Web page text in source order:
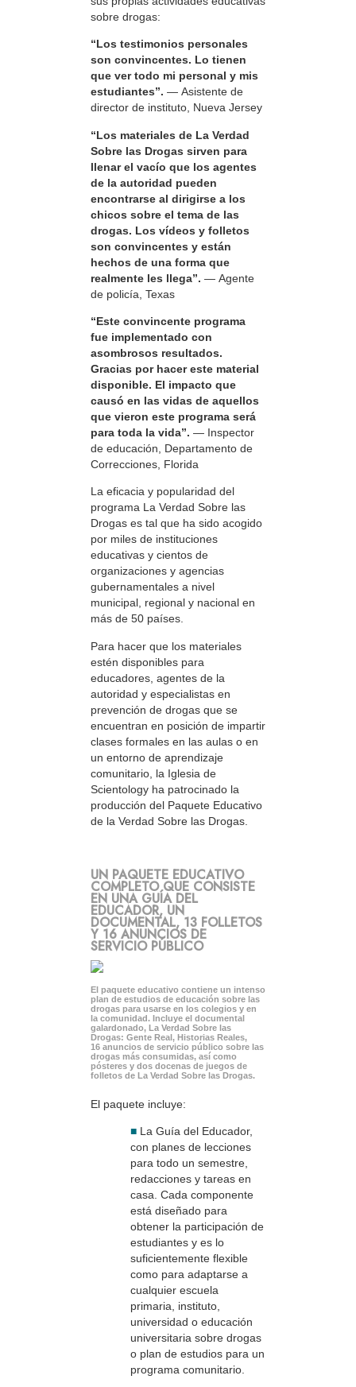
sobre drogas:
“Los testimonios personales
son convincentes. Lo tienen
que ver todo mi personal y mis
estudiantes”. — Asistente de
director de instituto, Nueva Jersey
“Los materiales de La Verdad
Sobre las Drogas sirven para
llenar el vacío que los agentes
de la autoridad pueden
encontrarse al dirigirse a los
chicos sobre el tema de las
drogas. Los vídeos y folletos
son convincentes y están
hechos de una forma que
realmente les llega”. — Agente
de policía, Texas
“Este convincente programa
fue implementado con
asombrosos resultados.
Gracias por hacer este material
disponible. El impacto que
causó en las vidas de aquellos
que vieron este programa será
para toda la vida”. — Inspector
de educación, Departamento de
Correcciones, Florida
La eficacia y popularidad del
programa La Verdad Sobre las
Drogas es tal que ha sido acogido
por miles de instituciones
educativas y cientos de
organizaciones y agencias
gubernamentales a nivel
municipal, regional y nacional en
más de 50 países.
Para hacer que los materiales
estén disponibles para
educadores, agentes de la
autoridad y especialistas en
prevención de drogas que se
encuentran en posición de impartir
clases formales en las aulas o en
un entorno de aprendizaje
comunitario, la Iglesia de
Scientology ha patrocinado la
producción del Paquete Educativo
de la Verdad Sobre las Drogas.
UN PAQUETE EDUCATIVO
COMPLETO QUE CONSISTE
EN UNA GUÍA DEL
EDUCADOR, UN
DOCUMENTAL, 13 FOLLETOS
Y 16 ANUNCIOS DE
SERVICIO PÚBLICO
El paquete educativo contiene un intenso
plan de estudios de educación sobre las
drogas para usarse en los colegios y en
la comunidad. Incluye el documental
galardonado, La Verdad Sobre las
Drogas: Gente Real, Historias Reales,
16 anuncios de servicio público sobre las
drogas más consumidas, así como
pósteres y dos docenas de juegos de
folletos de La Verdad Sobre las Drogas.
El paquete incluye:
■ La Guía del Educador,
con planes de lecciones
para todo un semestre,
redacciones y tareas en
casa. Cada componente
está diseñado para
obtener la participación de
estudiantes y es lo
suficientemente flexible
como para adaptarse a
cualquier escuela
primaria, instituto,
universidad o educación
universitaria sobre drogas
o plan de estudios para un
programa comunitario.